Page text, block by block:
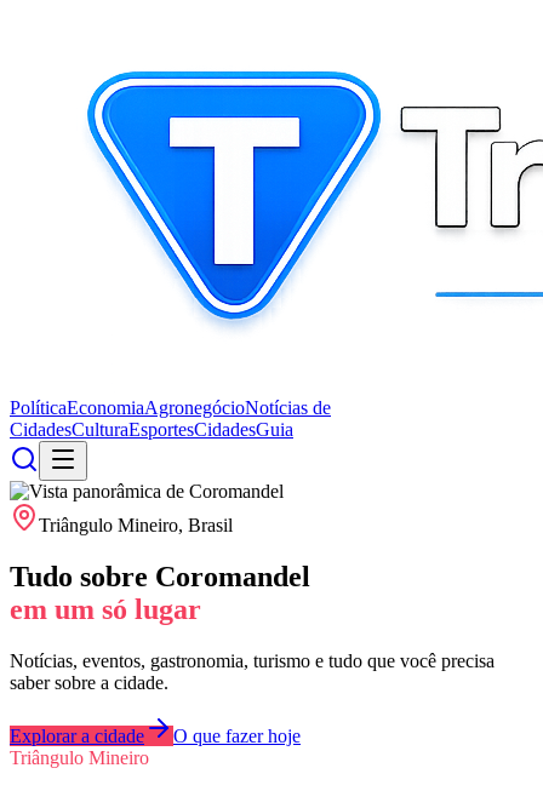
PolíticaEconomiaAgronegócioNotícias de
CidadesCulturaEsportesCidadesGuia
Triângulo Mineiro, Brasil
Tudo sobre Coromandel
em um só lugar
Notícias, eventos, gastronomia, turismo e tudo que você precisa
saber sobre a cidade.
Explorar a cidade
O que fazer hoje
Triângulo Mineiro